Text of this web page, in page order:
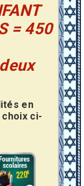
= 450
en
ci-